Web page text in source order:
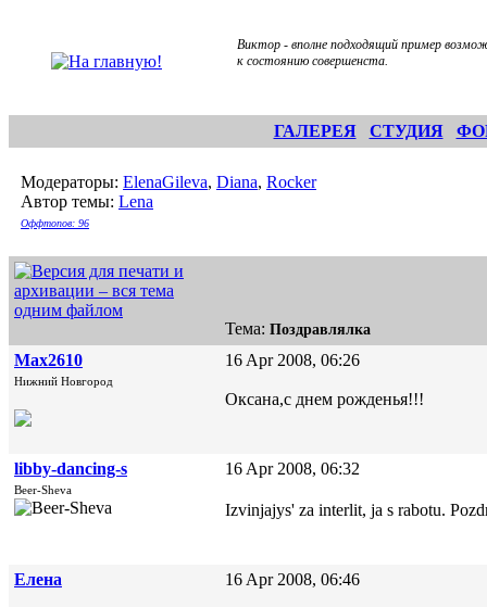
Виктор - вполне подходящий пример
к состоянию совершенста.
ГАЛЕРЕЯ СТУДИЯ
Модераторы: ElenaGileva, Diana, Rocker
Автор темы: Lena
Оффтопов: 96
Тема: Поздравлялка
Max2610
Нижний Новгород
16 Apr 2008, 06:26
Оксана,с днем рожденья!!!
libby-dancing-s
Beer-Sheva
16 Apr 2008, 06:32
Izvinjajys' za interlit, ja s rabotu.
Елена 16 Apr 2008, 06:46